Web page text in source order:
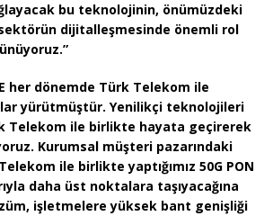
bu teknolojinin, önümüzdeki
dijitalleşmesinde önemli rol
her dönemde Türk Telekom ile
yürütmüştür. Yenilikçi teknolojileri
Telekom ile birlikte hayata geçirerek
Kurumsal müşteri pazarındaki
ile birlikte yaptığımız 50G PON
daha üst noktalara taşıyacağına
işletmelere yüksek bant genişliği